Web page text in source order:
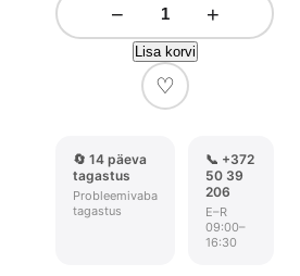
− +
Lisa korvi
♡
🔄 14 päeva
tagastus
Probleemivaba
tagastus
📞 +372
50 39
206
E–R
09:00–
16:30